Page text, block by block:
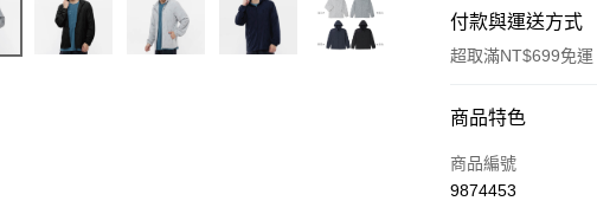
付款與運送方式
超取滿NT$699免運
付款方式
信用卡一次付款
商品特色
商品編號
9874453